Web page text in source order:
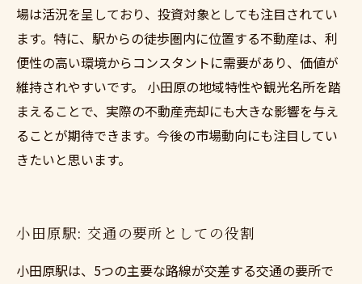
場は活況を呈しており、投資対象としても注目されてい
ます。特に、駅からの徒歩圏内に位置する不動産は、利
便性の高い環境からコンスタントに需要があり、価値が
維持されやすいです。 小田原の地域特性や観光名所を踏
まえることで、実際の不動産売却にも大きな影響を与え
ることが期待できます。今後の市場動向にも注目してい
きたいと思います。
小田原駅: 交通の要所としての役割
小田原駅は、5つの主要な路線が交差する交通の要所で